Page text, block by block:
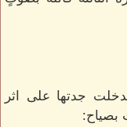
جدتها على اثر
بصياح: